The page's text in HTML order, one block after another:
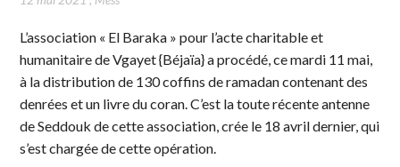
L’association « El Baraka » pour l’acte charitable et
humanitaire de Vgayet {Béjaïa} a procédé, ce mardi 11 mai,
à la distribution de 130 coffins de ramadan contenant des
denrées et un livre du coran. C’est la toute récente antenne
de Seddouk de cette association, crée le 18 avril dernier, qui
s’est chargée de cette opération.